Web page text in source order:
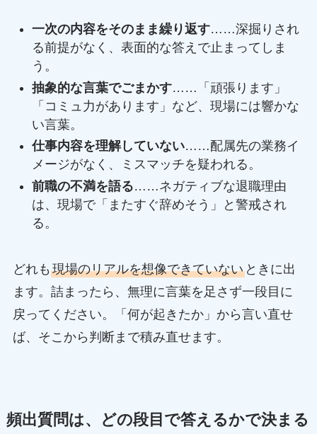
一次の内容をそのまま繰り返す……深掘りされ
る前提がなく、表面的な答えで止まってしま
う。
抽象的な言葉でごまかす……「頑張ります」
「コミュ力があります」など、現場には響かな
い言葉。
仕事内容を理解していない……配属先の業務イ
メージがなく、ミスマッチを疑われる。
前職の不満を語る……ネガティブな退職理由
は、現場で「またすぐ辞めそう」と警戒され
る。
どれも 現場のリアルを想像できていないときに出
ます。詰まったら、無理に言葉を足さず一段目に
戻ってください。「何が起きたか」から言い直せ
ば、そこから判断まで積み直せます。
頻出質問は、どの段目で答えるかで決まる